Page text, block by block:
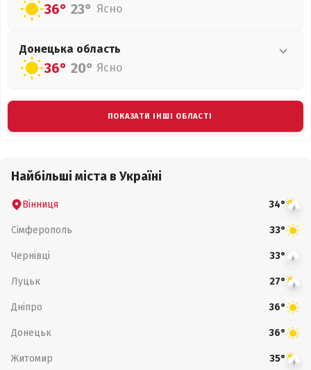
36° 23° Ясно
Донецька область
36° 20° Ясно
ПОКАЗАТИ ІНШІ ОБЛАСТІ
Найбільші міста в Україні
Вінниця 34°
Сімферополь 33°
Чернівці 33°
Луцьк 27°
Дніпро 36°
Донецьк 36°
Житомир 35°